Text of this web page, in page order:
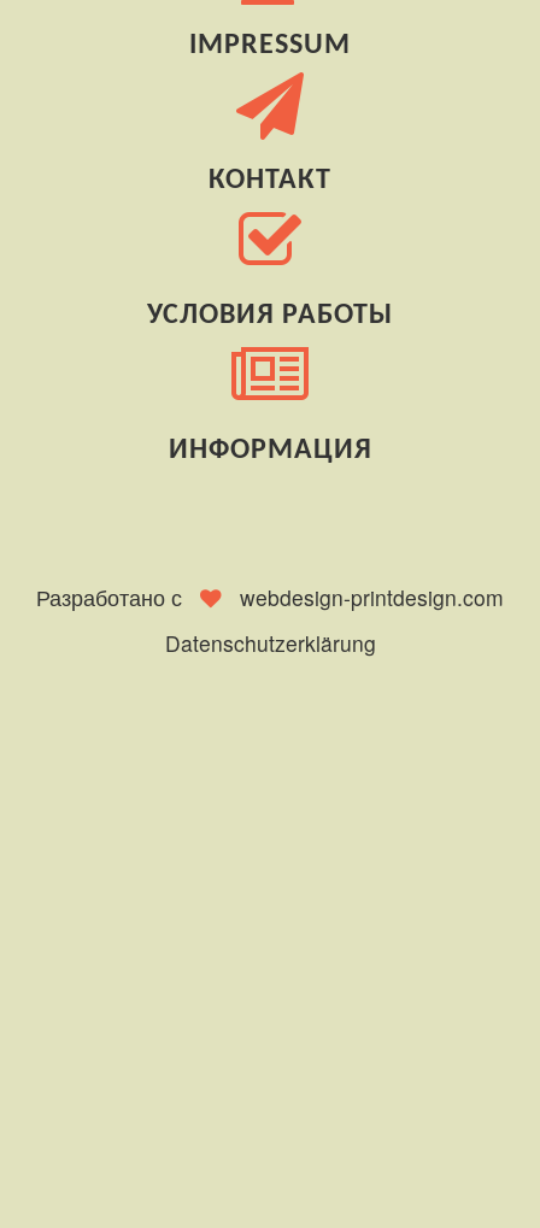
IMPRESSUM
КОНТАКТ
УСЛОВИЯ РАБОТЫ
ИНФОРМАЦИЯ
Разработано с
webdesign-printdesign.com
Datenschutzerklärung